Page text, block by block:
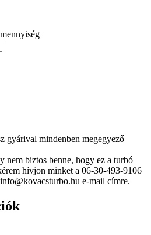
gyárival mindenben megegyező
nem biztos benne, hogy ez a turbó
hívjon minket a 06-30-493-9106
e-mail címre.